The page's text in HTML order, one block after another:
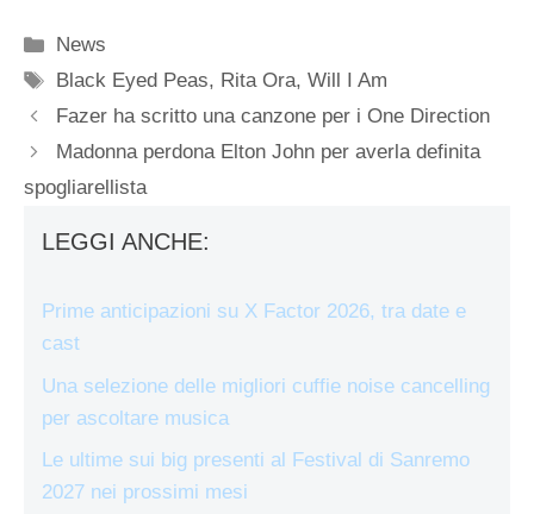
Categorie
News
Tag
Black Eyed Peas, Rita Ora,Will I Am
Fazer ha scritto una canzone per i One Direction
Madonna perdona Elton John per averla definita
spogliarellista
LEGGI ANCHE:
Prime anticipazioni su X Factor 2026, tra date e
cast
Una selezione delle migliori cuffie noise cancelling
per ascoltare musica
Le ultime sui big presenti al Festival di Sanremo
2027 nei prossimi mesi